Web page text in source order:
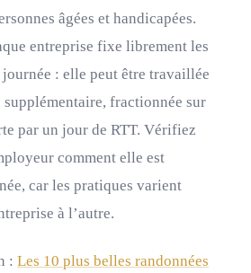
âgées et handicapées.
entreprise fixe librement les
: elle peut être travaillée
supplémentaire, fractionnée sur
par un jour de RTT. Vérifiez
comment elle est
car les pratiques varient
à l’autre.
: Les 10 plus belles randonnées